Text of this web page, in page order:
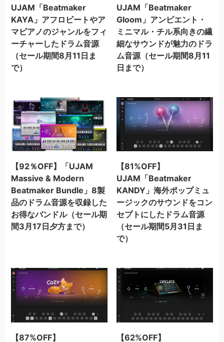
UJAM「Beatmaker
KAYA」アフロビートやア
マピアノのジャンルをフィ
ーチャーしたドラム音源
（セール期間8月11日ま
で）
UJAM「Beatmaker
Gloom」アンビエント・
ミニマル・チル系向きの繊
細なサウンドが魅力のドラ
ム音源（セール期間8月11
日まで）
【92％OFF】「UJAM
Massive & Modern
Beatmaker Bundle」8製
品のドラム音源を収録した
お得なバンドル（セール期
間3月17日夕方まで）
【81%OFF】
UJAM「Beatmaker
KANDY」海外ポップミュ
ージックのサウンドをコン
セプトにしたドラム音源
（セール期間5月31日ま
で）
【87%OFF】 【62%OFF】